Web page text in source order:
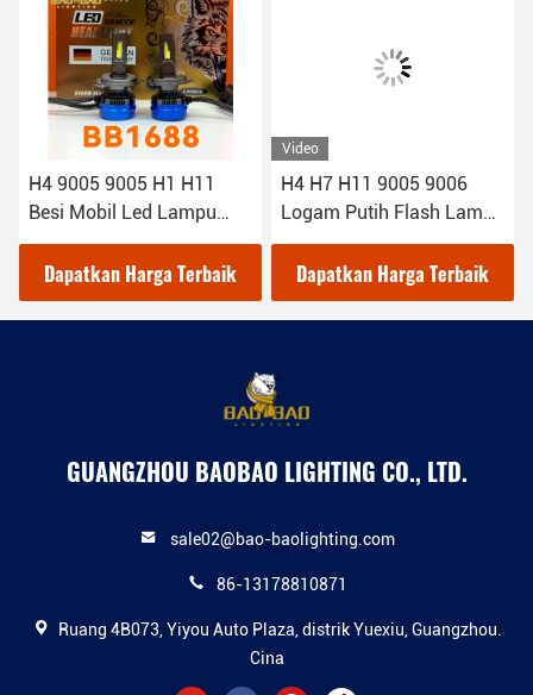
H4 9005 9005 H1 H11
Besi Mobil Led Lampu
Depan Lampu Putih High
Power Auto Parts
Dapatkan Harga Terbaik
Video
H4 H7 H11 9005 9006
Logam Putih Flash Lampu
Cahaya Lampu depan
LED Bagian Otomotif
Dapatkan Harga Terbaik
GUANGZHOU BAOBAO LIGHTING CO., LTD.
sale02@bao-baolighting.com
86-13178810871
Ruang 4B073, Yiyou Auto Plaza, distrik Yuexiu, Guangzhou.
Cina